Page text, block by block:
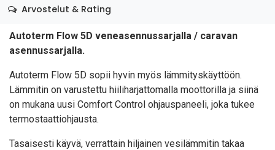
Arvostelut & Rating
Autoterm Flow 5D veneasennussarjalla / caravan
asennussarjalla.
Autoterm Flow 5D sopii hyvin myös lämmityskäyttöön.
Lämmitin on varustettu hiiliharjattomalla moottorilla ja siinä
on mukana uusi Comfort Control ohjauspaneeli, joka tukee
termostaattiohjausta.
Tasaisesti käyvä, verrattain hiljainen vesilämmitin takaa